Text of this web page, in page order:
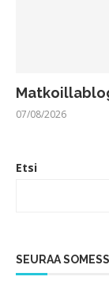
07/08/2026
Etsi
SEURAA